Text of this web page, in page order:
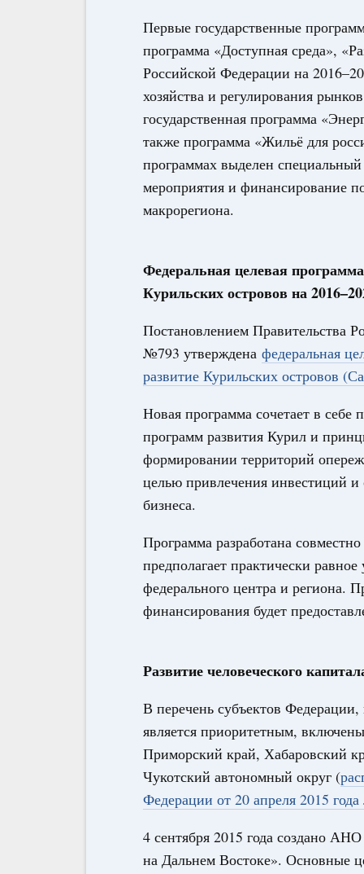
Первые государственные
программа «Доступная среда»,
Российской Федерации на
хозяйства и регулирования
государственная программа
также программа «Жильё для
программах выделен
мероприятия и финансирование
макрорегиона.
Федеральная целевая
Курильских островов на
Постановлением Правительства
№793 утверждена федеральная
развитие Курильских островов
Новая программа сочетает в
программ развития Курил и
формировании территорий
целью привлечения инвестиций
бизнеса.
Программа разработана
предполагает практически
федерального центра и региона.
финансирования будет
Развитие человеческого
В перечень субъектов
является приоритетным,
Приморский край, Хабаровский
Чукотский автономный округ (
Федерации от 20 апреля 2015
4 сентября 2015 года создано
на Дальнем Востоке». Основные